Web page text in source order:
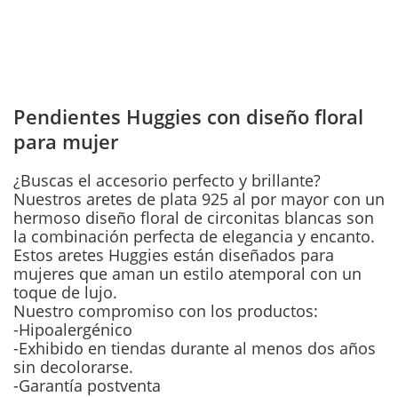
Pendientes Huggies con diseño floral
para mujer
¿Buscas el accesorio perfecto y brillante?
Nuestros aretes de plata 925 al por mayor con un
hermoso diseño floral de circonitas blancas son
la combinación perfecta de elegancia y encanto.
Estos aretes Huggies están diseñados para
mujeres que aman un estilo atemporal con un
toque de lujo.
Nuestro compromiso con los productos:
-Hipoalergénico
-Exhibido en tiendas durante al menos dos años
sin decolorarse.
-Garantía postventa